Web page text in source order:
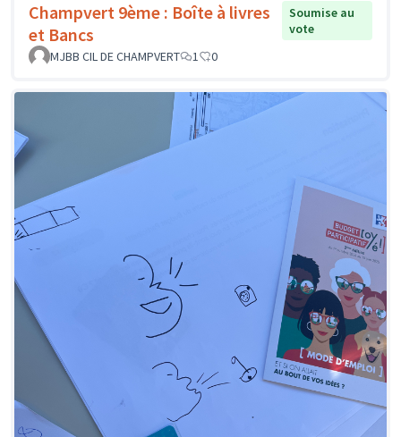
Champvert 9ème : Boîte à livres
et Bancs
Soumise au
vote
MJBB CIL DE CHAMPVERT
1 0